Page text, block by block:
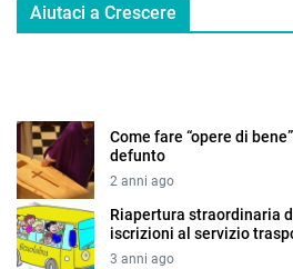
Aiutaci a Crescere
Come fare “opere di
defunto
2 anni ago
Riapertura straordinaria
iscrizioni al servizio
3 anni ago